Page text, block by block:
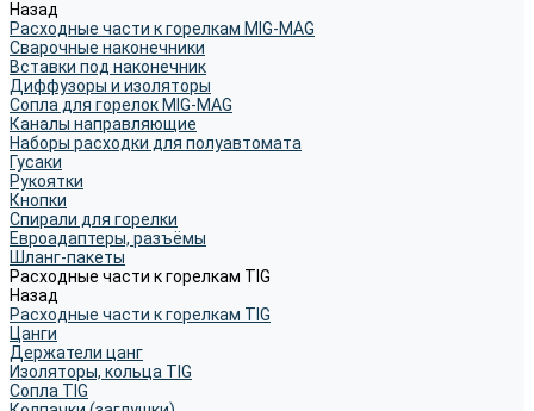
Назад
Расходные части к горелкам MIG-MAG
Сварочные наконечники
Вставки под наконечник
Диффузоры и изоляторы
Сопла для горелок MIG-MAG
Каналы направляющие
Наборы расходки для полуавтомата
Гусаки
Рукоятки
Кнопки
Спирали для горелки
Евроадаптеры, разъёмы
Шланг-пакеты
Расходные части к горелкам TIG
Назад
Расходные части к горелкам TIG
Цанги
Держатели цанг
Изоляторы, кольца TIG
Сопла TIG